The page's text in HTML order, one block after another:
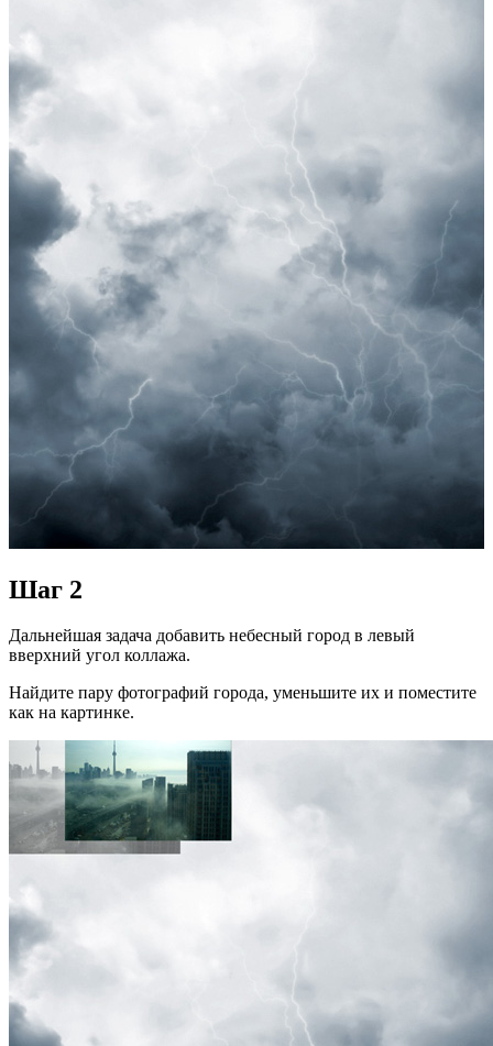
Шаг 2
Дальнейшая задача добавить небесный город в левый
вверхний угол коллажа.
Найдите пару фотографий города, уменьшите их и поместите
как на картинке.